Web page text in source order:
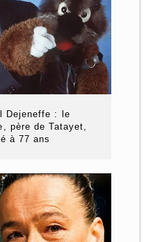
Dejeneffe : le
père de Tatayet,
à 77 ans